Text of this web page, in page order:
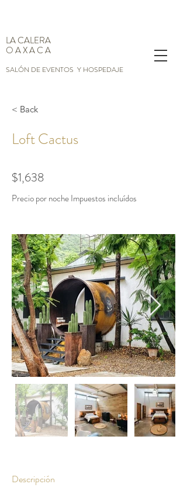
LA CALERA
O A X A C A
SALÓN DE EVENTOS Y HOSPEDAJE
< Back
Loft Cactus
$1,638
Precio por noche Impuestos incluídos
Descripción